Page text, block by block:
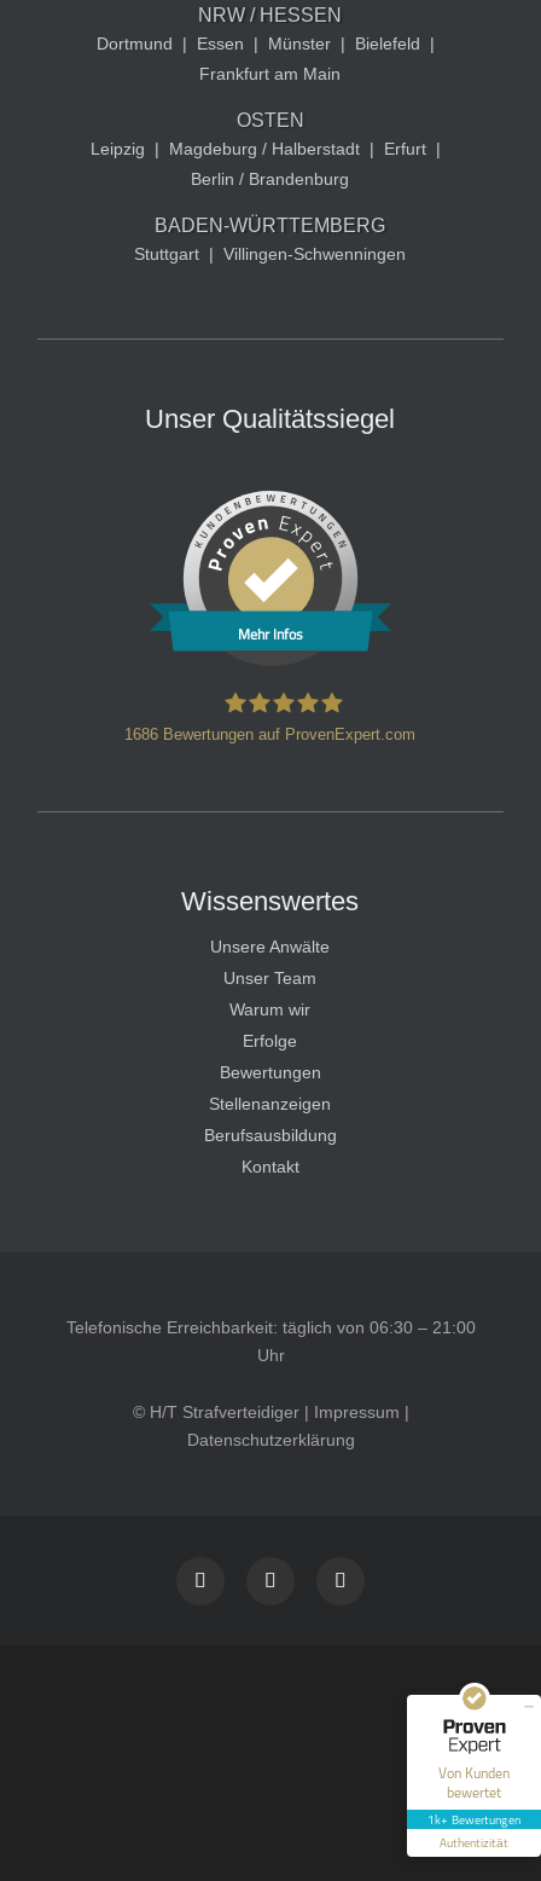
NRW / HESSEN
Dortmund | Essen | Münster | Bielefeld
|
Frankfurt am Main
OSTEN
Leipzig | Magdeburg / Halberstadt | Erfurt |
Berlin / Brandenburg
BADEN-WÜRTTEMBERG
Stuttgart | Villingen-Schwenningen
Unser Qualitätssiegel
Mehr Infos
1686 Bewertungen auf ProvenExpert.com
Wissenswertes
Unsere Anwälte
Unser Team
Warum wir
Erfolge
Bewertungen
Stellenanzeigen
Berufsausbildung
Kontakt
Telefonische Erreichbarkeit: täglich von 06:30 – 21:00
Uhr
© H/T Strafverteidiger | Impressum |
Datenschutzerklärung
Von Kunden
bewertet
1k+ Bewertungen
Authentizität
40
Bewertungen auf
ProvenExpert.com
Blick aufs ProvenExpert-Profil werfen